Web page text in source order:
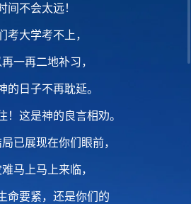
间不会太远！
考大学考不上，
一再二地补习，
的日子不再耽延。
！这是神的良言相劝。
已展现在你们眼前，
马上马上来临，
命要紧，还是你们的